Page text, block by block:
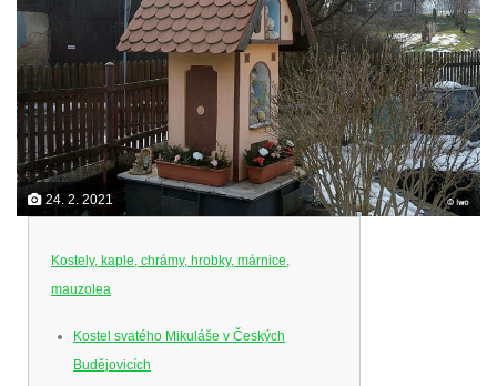
24. 2. 2021
Kostely, kaple, chrámy, hrobky, márnice,
mauzolea
Kostel svatého Mikuláše v Českých
Budějovicích